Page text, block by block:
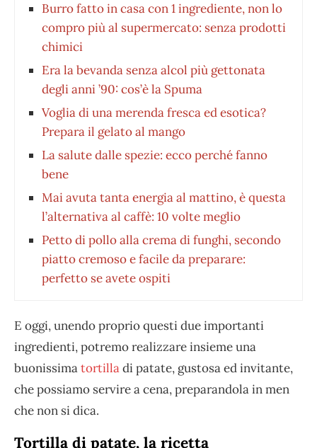
Burro fatto in casa con 1 ingrediente, non lo
compro più al supermercato: senza prodotti
chimici
Era la bevanda senza alcol più gettonata
degli anni ’90: cos’è la Spuma
Voglia di una merenda fresca ed esotica?
Prepara il gelato al mango
La salute dalle spezie: ecco perché fanno
bene
Mai avuta tanta energia al mattino, è questa
l’alternativa al caffè: 10 volte meglio
Petto di pollo alla crema di funghi, secondo
piatto cremoso e facile da preparare:
perfetto se avete ospiti
E oggi, unendo proprio questi due importanti
ingredienti, potremo realizzare insieme una
buonissimatortilladi patate, gustosa ed invitante,
che possiamo servire a cena, preparandola in men
che non si dica.
Tortilla di patate, la ricetta